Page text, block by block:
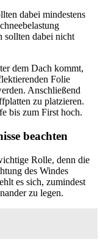
dabei mindestens
sollten dabei nicht
dem Dach kommt,
Folie
Anschließend
zu platzieren.
bis zum First hoch.
beachten
Rolle, denn die
des Windes
es sich, zumindest
zu legen.